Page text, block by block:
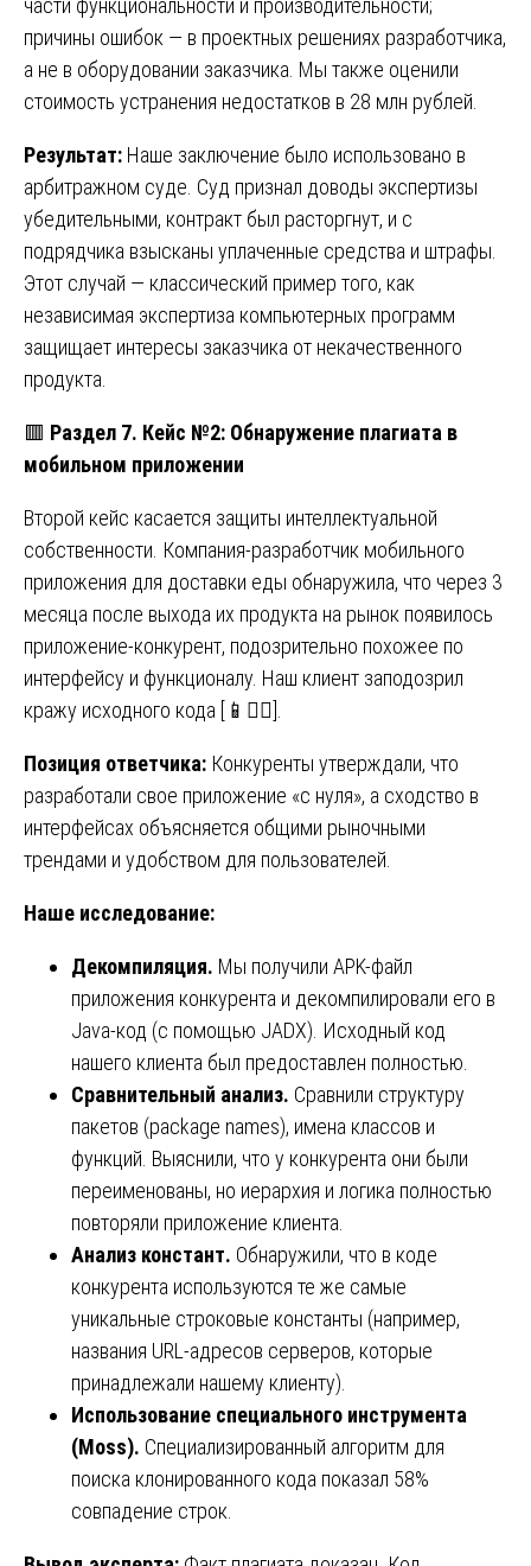
части функциональности и производительности;
причины ошибок — в проектных решениях разработчика,
а не в оборудовании заказчика. Мы также оценили
стоимость устранения недостатков в 28 млн рублей.
Результат: Наше заключение было использовано в
арбитражном суде. Суд признал доводы экспертизы
убедительными, контракт был расторгнут, и с
подрядчика взысканы уплаченные средства и штрафы.
Этот случай — классический пример того, как
независимая экспертиза компьютерных программ
защищает интересы заказчика от некачественного
продукта.
🟥 Раздел 7. Кейс №2: Обнаружение плагиата в
мобильном приложении
Второй кейс касается защиты интеллектуальной
собственности. Компания-разработчик мобильного
приложения для доставки еды обнаружила, что через 3
месяца после выхода их продукта на рынок появилось
приложение-конкурент, подозрительно похожее по
интерфейсу и функционалу. Наш клиент заподозрил
кражу исходного кода [📱🧑‍⚖️].
Позиция ответчика: Конкуренты утверждали, что
разработали свое приложение «с нуля», а сходство в
интерфейсах объясняется общими рыночными
трендами и удобством для пользователей.
Наше исследование:
Декомпиляция. Мы получили APK-файл
приложения конкурента и декомпилировали его в
Java-код (с помощью JADX). Исходный код
нашего клиента был предоставлен полностью.
Сравнительный анализ. Сравнили структуру
пакетов (package names), имена классов и
функций. Выяснили, что у конкурента они были
переименованы, но иерархия и логика полностью
повторяли приложение клиента.
Анализ констант. Обнаружили, что в коде
конкурента используются те же самые
уникальные строковые константы (например,
названия URL-адресов серверов, которые
принадлежали нашему клиенту).
Использование специального инструмента
(Moss). Специализированный алгоритм для
поиска клонированного кода показал 58%
совпадение строк.